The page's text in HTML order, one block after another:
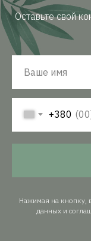
Оставьте свой
+380
Нажимая на кнопку,
данных и